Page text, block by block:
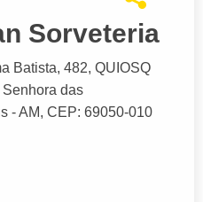
Sorveteria
Batista, 482, QUIOSQ
das
- AM, CEP: 69050-010